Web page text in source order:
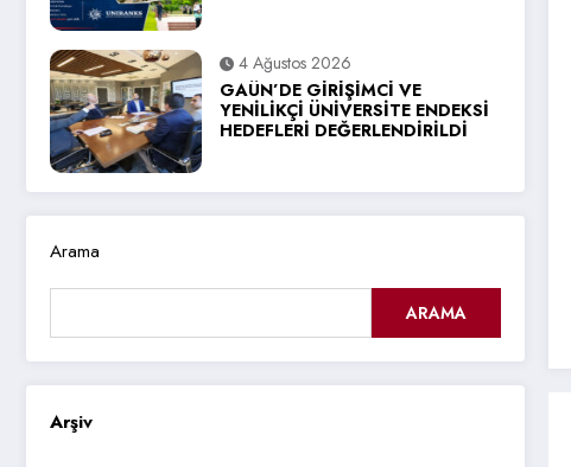
4 Ağustos 2026
GAÜN’DE GİRİŞİMCİ VE
YENİLİKÇİ ÜNİVERSİTE ENDEKSİ
HEDEFLERİ DEĞERLENDİRİLDİ
Arama
ARAMA
Arşiv